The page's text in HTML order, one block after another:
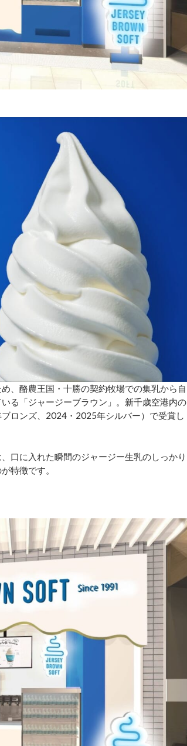
、酪農王国・十勝の契約牧場での集乳から自
る「ジャージーブラウン」。新千歳空港内の
ロンズ、2024・2025年シルバー）で受賞し
口に入れた瞬間のジャージー生乳のしっかり
特徴です。